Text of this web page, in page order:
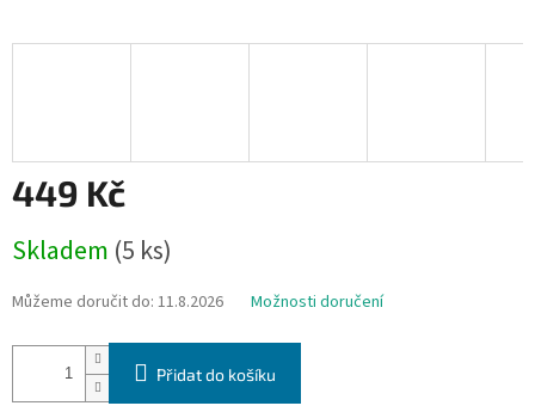
449 Kč
cena:
Skladem (5 ks)
Můžeme doručit do: 11.8.2026 Možnosti doručení
Přidat do košíku